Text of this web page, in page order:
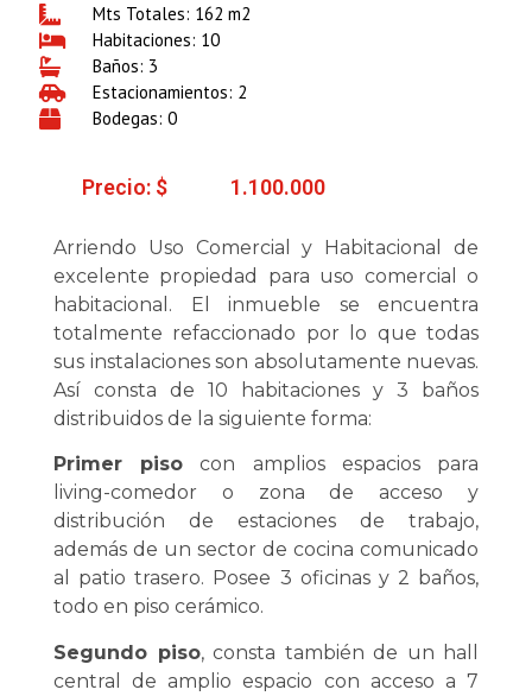
Mts Totales: 162 m2
Habitaciones: 10
Baños: 3
Estacionamientos: 2
Bodegas: 0
Precio: $ 1.100.000
Arriendo Uso Comercial y Habitacional de
excelente propiedad para uso comercial o
habitacional. El inmueble se encuentra
totalmente refaccionado por lo que todas
sus instalaciones son absolutamente nuevas.
Así consta de 10 habitaciones y 3 baños
distribuidos de la siguiente forma:
Primer piso con amplios espacios para
living-comedor o zona de acceso y
distribución de estaciones de trabajo,
además de un sector de cocina comunicado
al patio trasero. Posee 3 oficinas y 2 baños,
todo en piso cerámico.
Segundo piso, consta también de un hall
central de amplio espacio con acceso a 7